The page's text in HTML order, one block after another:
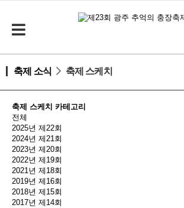
축제 소식 축제 스케치
축제 스케치 카테고리
전체
2025년 제22회
2024년 제21회
2023년 제20회
2022년 제19회
2021년 제18회
2019년 제16회
2018년 제15회
2017년 제14회